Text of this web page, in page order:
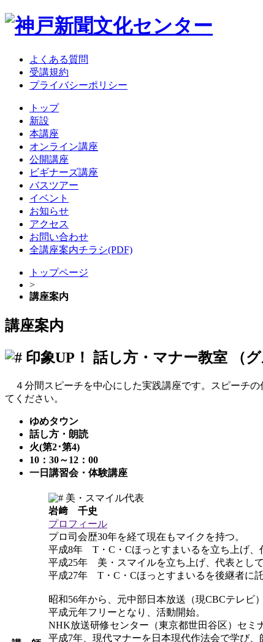
よくある質問
受講規約
プライバシーポリシー
トップ
新設
本講座
オンライン講座
公開講座
ビギナーズ講座
バスツアー
イベント
お知らせ
アクセス
お問い合わせ
全講座案内チラシ(PDF)
トップページ
>
講座案内
講座案内
印象UP！ 話し方・マナー教室 （
４分間スピーチを中心にした実践講座です。スピーチ
てください。
ゆめタウン
話し方・朗読
火(第2･第4)
10：30～12：00
一日講習会・体験講座
美・スマイル代表
岩﨑 千史
プロフィール
プロ司会歴30年を経て現在もマイクを持つ。
平成8年 T・C・Cほっとすまいるを立ち上げ、
平成25年 美・スマイルを立ち上げ、代表とし
平成27年 T・C・Cほっとすまいるを後継者に
昭和56年から、元中部日本放送（現CBCテレビ
平成元年フリーとなり、活動開始。
NHK放送研修センター（東京都世田谷区）セミ
平成7年、現代マナーを日本現代作法会で学び、